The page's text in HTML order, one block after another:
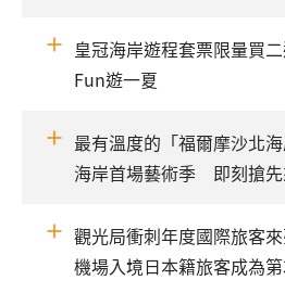
皇冠海岸遊程套票限量買
Fun遊一夏
最有溫度的「福爾摩沙北
海岸首場藝術季 即刻搶先
觀光局衝刺年度國際旅客
機場入境日本籍旅客成為